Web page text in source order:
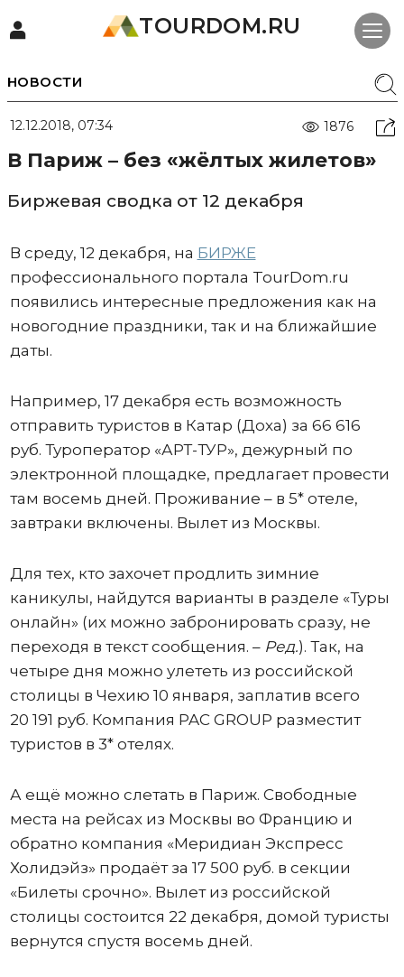
TOURDOM.RU
НОВОСТИ
12.12.2018, 07:34 1876
В Париж – без «жёлтых жилетов»
Биржевая сводка от 12 декабря
В среду, 12 декабря, на БИРЖЕ
профессионального портала TourDom.ru
появились интересные предложения как на
новогодние праздники, так и на ближайшие
даты.
Например, 17 декабря есть возможность
отправить туристов в Катар (Доха) за 66 616
руб. Туроператор «АРТ-ТУР», дежурный по
электронной площадке, предлагает провести
там восемь дней. Проживание – в 5* отеле,
завтраки включены. Вылет из Москвы.
Для тех, кто захочет продлить зимние
каникулы, найдутся варианты в разделе «Туры
онлайн» (их можно забронировать сразу, не
переходя в текст сообщения. – Ред.). Так, на
четыре дня можно улететь из российской
столицы в Чехию 10 января, заплатив всего
20 191 руб. Компания PAC GROUP разместит
туристов в 3* отелях.
А ещё можно слетать в Париж. Свободные
места на рейсах из Москвы во Францию и
обратно компания «Меридиан Экспресс
Холидэйз» продаёт за 17 500 руб. в секции
«Билеты срочно». Вылет из российской
столицы состоится 22 декабря, домой туристы
вернутся спустя восемь дней.